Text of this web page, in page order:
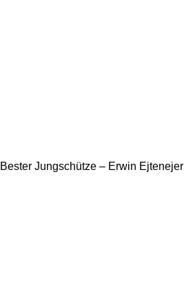
Bester Jungschütze – Erwin Ejtenejer